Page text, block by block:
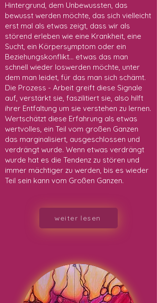
Hintergrund, dem Unbewussten, das
bewusst werden möchte, das sich vielleicht
erst mal als etwas zeigt, dass wir als
störend erleben wie eine Krankheit, eine
Sucht, ein Körpersymptom oder ein
Beziehungskonflikt... etwas das man
schnell wieder loswerden möchte, unter
dem man leidet, für das man sich schämt.
Die Prozess - Arbeit greift diese Signale
auf, verstärkt sie, faszilitiert sie, also hilft
ihrer Entfaltung um sie verstehen zu lernen.
Wertschätzt diese Erfahrung als etwas
wertvolles, ein Teil vom großen Ganzen
das marginalisiert, ausgeschlossen und
verdrängt wurde. Wenn etwas verdrängt
wurde hat es die Tendenz zu stören und
immer mächtiger zu werden, bis es wieder
Teil sein kann vom Großen Ganzen.
weiter lesen